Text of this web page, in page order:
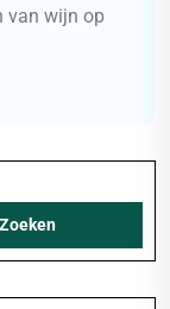
van wijn op
Zoeken